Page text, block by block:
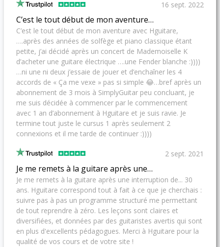
16 sept. 2022
C’est le tout début de mon aventure…
C’est le tout début de mon aventure avec Hguitare,
….après des années de solfège et piano classique étant
petite, j’ai décidé après un concert de Mademoiselle K
d’acheter une guitare électrique ….une Fender blanche :))))
…ni une ni deux j’essaie de jouer et d’enchaîner les 4
accords de « Ça me vexe » pas si simple 😂…bref après un
abonnement de 3 mois à SimplyGuitar peu concluant, je
me suis décidée à commencer par le commencement
avec 1 an d’abonnement à Hguitare et je suis ravie. Je
termine tout juste le cursus 1 après seulement 2
connexions et il me tarde de continuer :))))
2 sept. 2021
Je me remets à la guitare après une…
Je me remets à la guitare après une interruption de... 30
ans. Hguitare correspond tout à fait à ce que je cherchais :
suivre pas à pas un programme structuré me permettant
de tout reprendre à zéro. Les leçons sont claires et
diversifiées, et données par des guitaristes avertis qui sont
en plus d'excellents pédagogues. Merci à Hguitare pour la
qualité de vos cours et de votre site !